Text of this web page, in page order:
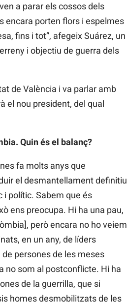
a parar els cossos dels
encara porten flors i espelmes
fins i tot”, afegeix Suárez, un
i objectiu de guerra dels
de València i va parlar amb
el nou president, del qual
Quin és el balanç?
fa molts anys que
el desmantellament definitiu
polític. Sabem que és
ens preocupa. Hi ha una pau,
però encara no ho veiem
en un any, de líders
persones de les meses
no som al postconflicte. Hi ha
de la guerrilla, que si
homes desmobilitzats de les